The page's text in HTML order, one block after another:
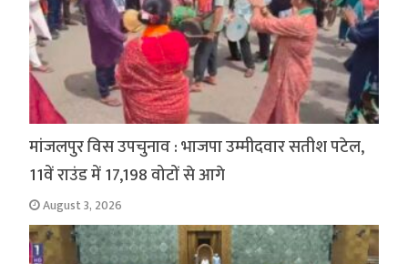
मांजलपुर विस उपचुनाव : भाजपा उम्मीदवार सतीश पटेल,
11वें राउंड में 17,198 वोटों से आगे
August 3, 2026